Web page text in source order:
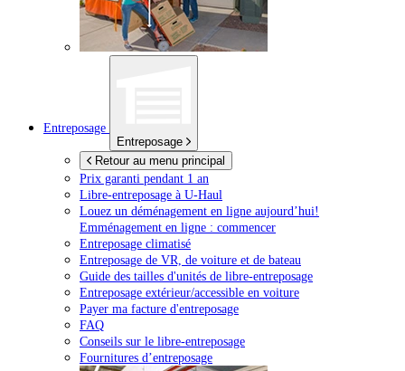
Entreposage
Entreposage
Retour au menu principal
Prix garanti pendant 1 an
Libre-entreposage à U-Haul
Louez un déménagement en ligne aujourd’hui!
Emménagement en ligne : commencer
Entreposage climatisé
Entreposage de VR, de voiture et de bateau
Guide des tailles d'unités de libre-entreposage
Entreposage extérieur/accessible en voiture
Payer ma facture d'entreposage
FAQ
Conseils sur le libre-entreposage
Fournitures d’entreposage